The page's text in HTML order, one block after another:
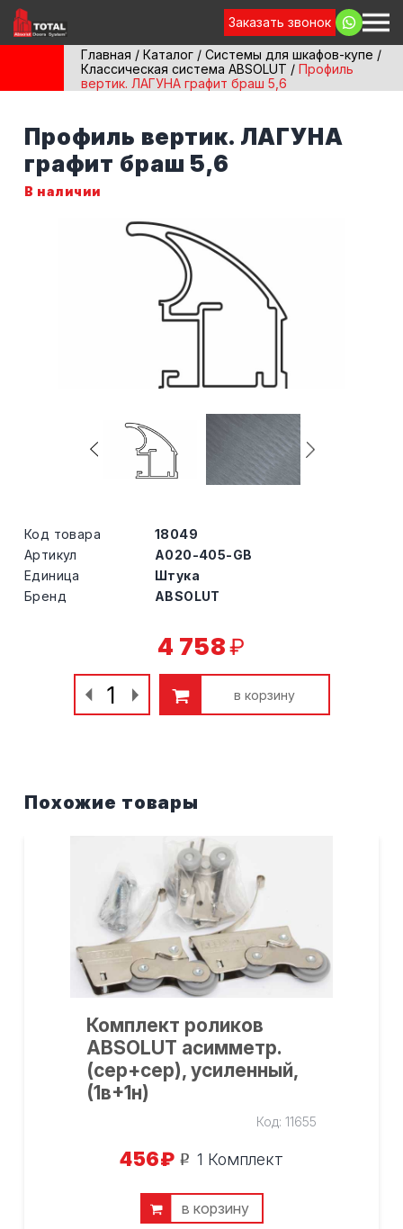
Заказать звонок
Главная / Каталог / Системы для шкафов-купе /
Классическая система ABSOLUT / Профиль
вертик. ЛАГУНА графит браш 5,6
Профиль вертик. ЛАГУНА
графит браш 5,6
В наличии
Код товара
18049
Артикул
A020-405-GB
Единица
Штука
Бренд
ABSOLUT
4 758₽
в корзину
Похожие товары
Комплект роликов
ABSOLUT асимметр.
(сер+сер), усиленный,
(1в+1н)
Код: 11655
456₽ o 1 Комплект
в корзину
Cогласен с условиями
обработки
персональных данных